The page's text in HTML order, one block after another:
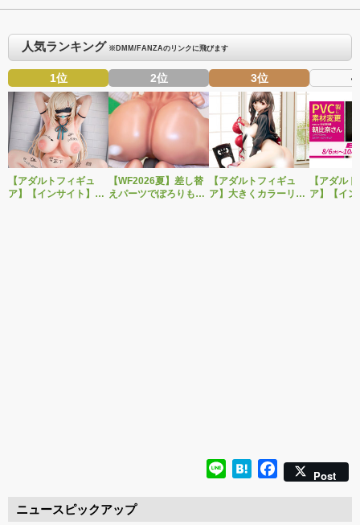
人気ランキング ※DMM/FANZAのリンクに飛びます
1位
【アダルトフィギュ
ア】【インサイト】肉
2位
【WF2026夏】差し替
えパーツでぽろりも
3位
【アダルトフィギュ
ア】大きくカラーリン
4
【アダル
ア】【イ
Line HatenaFacebook
Post
ニュースピックアップ